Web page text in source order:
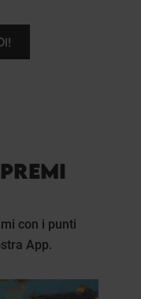
con i punti
App.